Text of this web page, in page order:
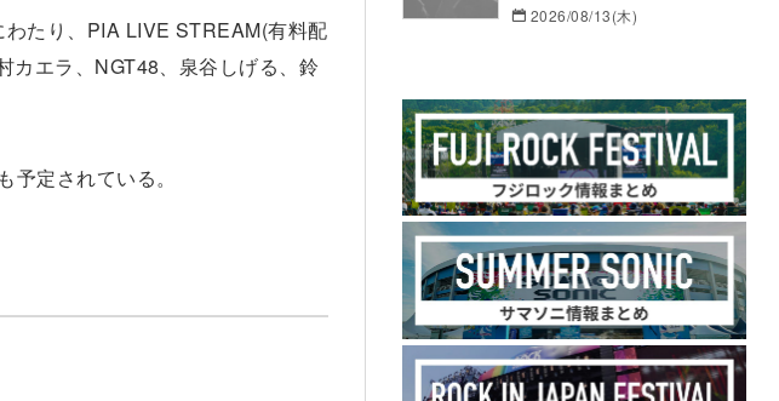
たり、PIA LIVE STREAM(有料配
カエラ、NGT48、泉谷しげる、鈴
定されている。
2026/08/13(木)